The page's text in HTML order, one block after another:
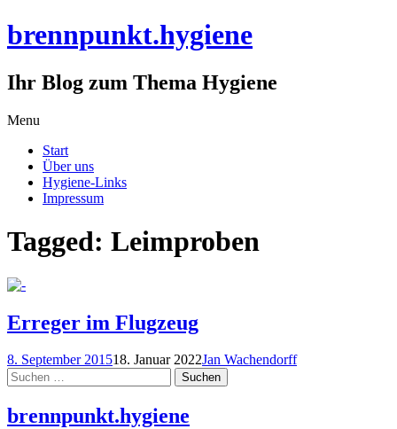
brennpunkt.hygiene
Ihr Blog zum Thema Hygiene
Menu
content
Start
Über uns
Hygiene-Links
Impressum
Tagged: Leimproben
Erreger im Flugzeug
8. September 201518. Januar 2022Jan Wachendorff
Suchen
nach:
brennpunkt.hygiene